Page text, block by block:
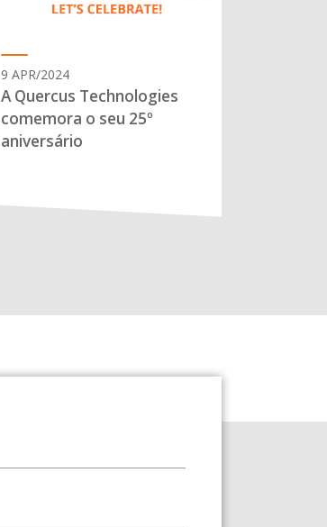
9 APR/2024
A Quercus Technologies
comemora o seu 25º
aniversário